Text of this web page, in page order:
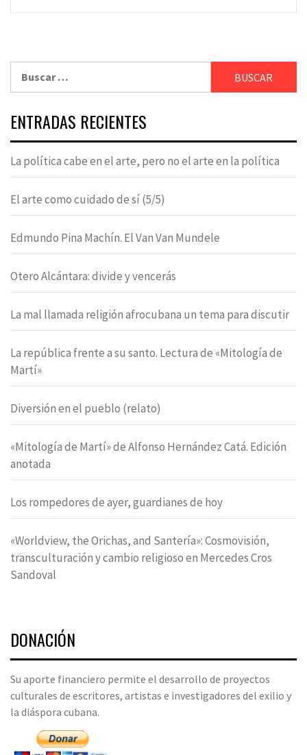
ENTRADAS RECIENTES
La política cabe en el arte, pero no el arte en la política
El arte como cuidado de sí (5/5)
Edmundo Pina Machín. El Van Van Mundele
Otero Alcántara: divide y vencerás
La mal llamada religión afrocubana un tema para discutir
La república frente a su santo. Lectura de «Mitología de
Martí»
Diversión en el pueblo (relato)
«Mitología de Martí» de Alfonso Hernández Catá. Edición
anotada
Los rompedores de ayer, guardianes de hoy
«Worldview, the Orichas, and Santería»: Cosmovisión,
transculturación y cambio religioso en Mercedes Cros
Sandoval
DONACIÓN
Su aporte financiero permite el desarrollo de proyectos
culturales de escritores, artistas e investigadores del exilio y
la diáspora cubana.